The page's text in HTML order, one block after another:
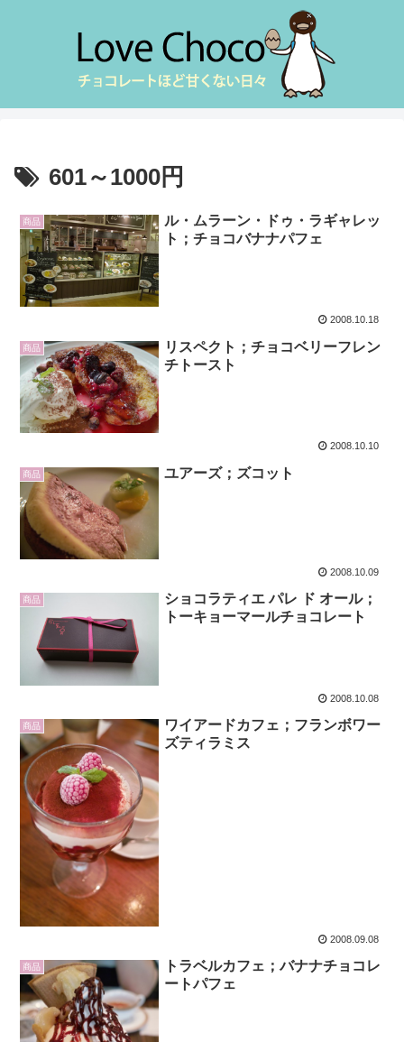
601～1000円
商品
ル・ムラーン・ドゥ・ラギャレッ
ト；チョコバナナパフェ
2008.10.18
商品
リスペクト；チョコベリーフレン
チトースト
2008.10.10
商品 ユアーズ；ズコット
2008.10.09
商品
ショコラティエ パレ ド オール；
トーキョーマールチョコレート
2008.10.08
商品
ワイアードカフェ；フランボワー
ズティラミス
2008.09.08
商品
トラベルカフェ；バナナチョコレ
ートパフェ